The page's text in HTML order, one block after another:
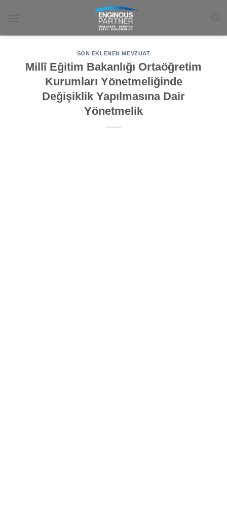
SON EKLENEN MEVZUAT
Millî Eğitim Bakanlığı Ortaöğretim
Kurumları Yönetmeliğinde
Değişiklik Yapılmasına Dair
Yönetmelik